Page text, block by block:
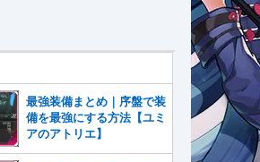
最強装備まとめ｜序盤で装
備を最強にする方法【ユミ
アのアトリエ】